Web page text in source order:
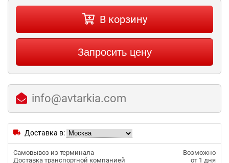
В корзину
Запросить цену
info@avtarkia.com
Доставка в:
Самовывоз из терминала
Возможно
Доставка транспортной компанией
от 1 дня